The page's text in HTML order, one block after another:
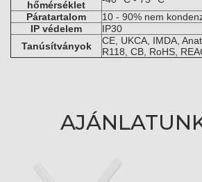
hőmérséklet
Páratartalom
10 - 90% nem
IP védelem
IP30
Tanúsítványok
CE, UKCA, IMDA,
R118, CB, RoHS,